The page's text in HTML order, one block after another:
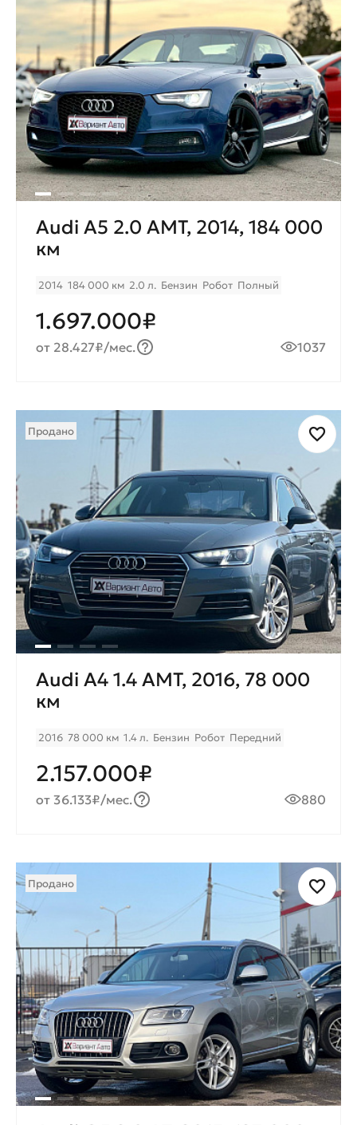
Audi A5 2.0 AMT, 2014, 184 000
км
2014 184 000 км 2.0 л. Бензин Робот Полный
1.697.000₽
от 28.427₽/мес. 1037
Продано
Audi A4 1.4 AMT, 2016, 78 000
км
2016 78 000 км 1.4 л. Бензин Робот Передний
2.157.000₽
от 36.133₽/мес. 880
Продано